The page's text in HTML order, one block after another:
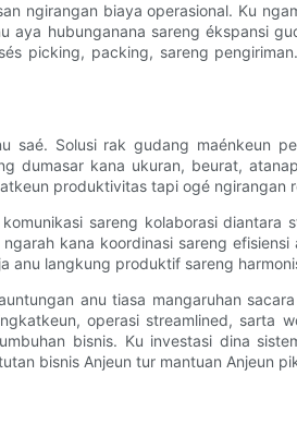
ngirangan biaya operasional. Ku
aya hubunganana sareng ékspansi
picking, packing, sareng
saé. Solusi rak gudang maénkeun
dumasar kana ukuran, beurat,
produktivitas tapi ogé ngirangan
sareng kolaborasi
kana koordinasi sareng
langkung produktif sareng
anu tiasa mangaruhan
operasi streamlined,
bisnis. Ku investasi dina
bisnis Anjeun tur mantuan Anjeun